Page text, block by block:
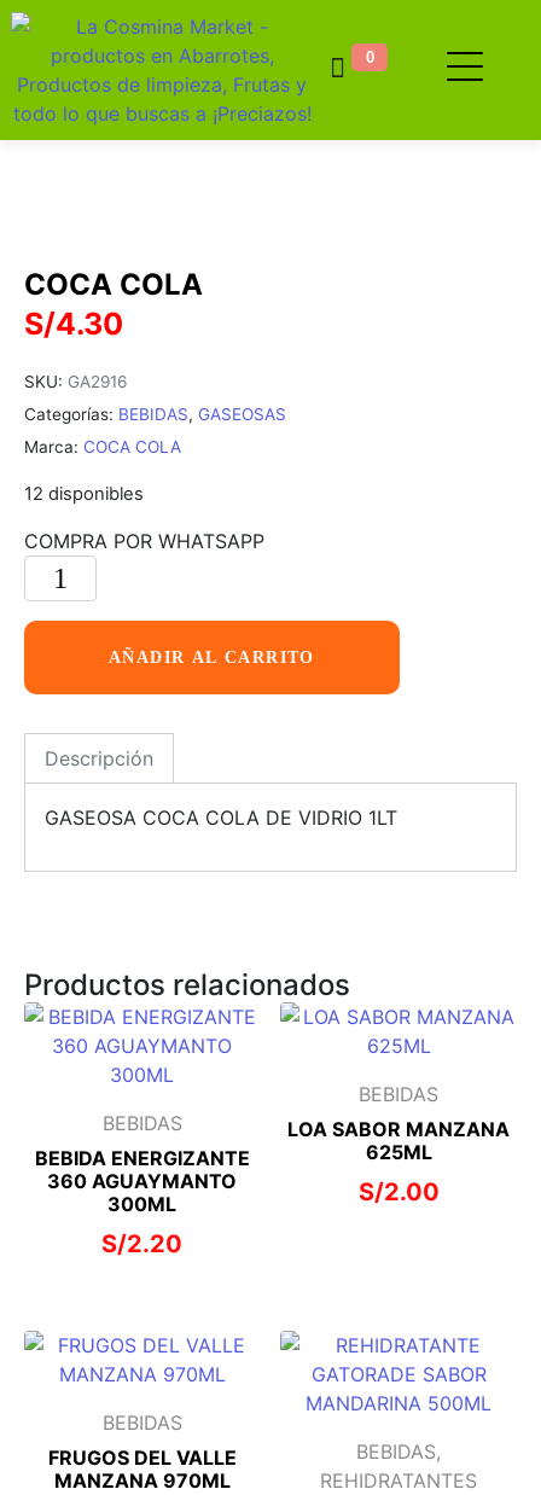
0
COCA COLA
S/4.30
SKU: GA2916
Categorías: BEBIDAS, GASEOSAS
Marca: COCA COLA
12 disponibles
COMPRA POR WHATSAPP
AÑADIR AL CARRITO
Descripción
GASEOSA COCA COLA DE VIDRIO 1LT
Productos relacionados
BEBIDAS
BEBIDA ENERGIZANTE
360 AGUAYMANTO
300ML
S/2.20
BEBIDAS
LOA SABOR MANZANA
625ML
S/2.00
BEBIDAS
FRUGOS DEL VALLE
MANZANA 970ML
BEBIDAS,
REHIDRATANTES